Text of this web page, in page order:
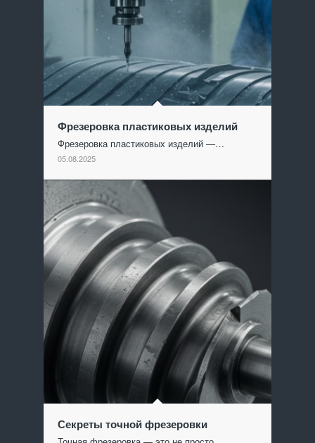
Фрезеровка пластиковых изделий
Фрезеровка пластиковых изделий —…
05.08.2025
Секреты точной фрезеровки